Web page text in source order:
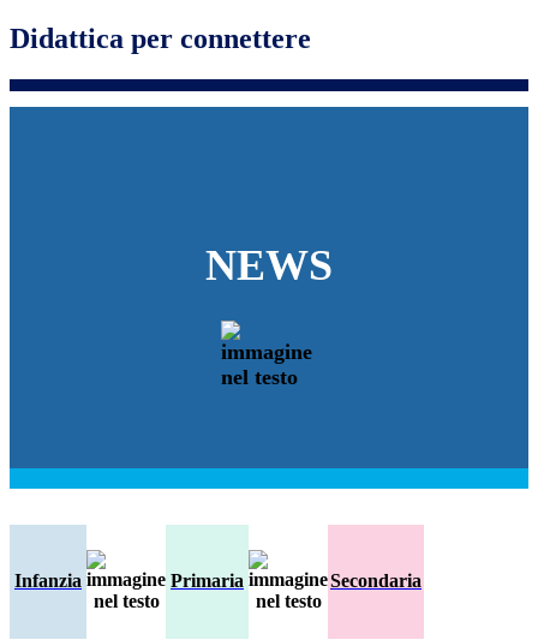
Didattica per connettere
NEWS
Infanzia Primaria Secondaria